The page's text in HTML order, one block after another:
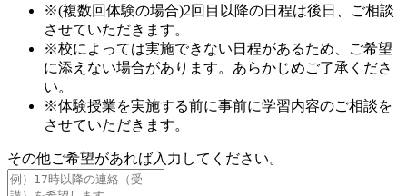
※(複数回体験の場合)2回目以降の日程は後日、ご相談
させていただきます。
※校によっては実施できない日程があるため、ご希望
に添えない場合があります。あらかじめご了承くださ
い。
※体験授業を実施する前に事前に学習内容のご相談を
させていただきます。
その他ご希望があれば入力してください。